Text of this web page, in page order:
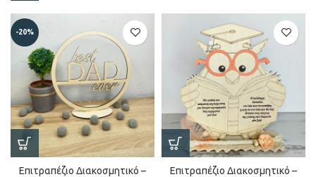
-20%
Επιτραπέζιο Διακοσμητικό –
Επιτραπέζιο Διακοσμητικό –